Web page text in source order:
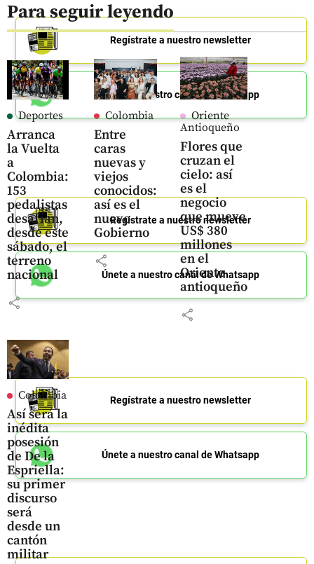
Para seguir leyendo
Deportes
Arranca
la Vuelta
a
Colombia:
153
pedalistas
desafían,
desde este
sábado, el
terreno
nacional
share
Colombia
Entre
caras
nuevas y
viejos
conocidos:
así es el
nuevo
Gobierno
share
Oriente
Antioqueño
Flores que
cruzan el
cielo: así
es el
negocio
que mueve
US$ 380
millones
en el
Oriente
antioqueño
share
Colombia
Así será la
inédita
posesión
de De la
Espriella:
su primer
discurso
será
desde un
cantón
militar
Regístrate a nuestro newsletter
Únete a nuestro canal de Whatsapp
Regístrate a nuestro newsletter
Únete a nuestro canal de Whatsapp
Regístrate a nuestro newsletter
Únete a nuestro canal de Whatsapp